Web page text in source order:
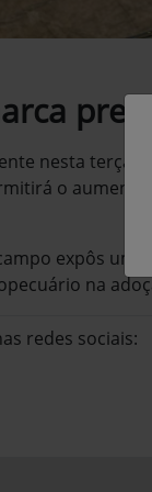
nesta terça-
o
expôs
na
redes sociais: